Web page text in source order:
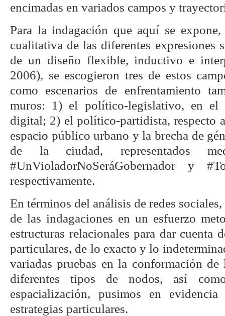
encimadas en variados campos y
Para la indagación que aquí se
cualitativa de las diferentes expresiones
de un diseño flexible, inductivo e
2006), se escogieron tres de estos
como escenarios de enfrentamiento
muros: 1) el político-legislativo, en
digital; 2) el político-partidista, respecto
espacio público urbano y la brecha de
de la ciudad, representados
#UnVioladorNoSeráGobernador y
respectivamente.
En términos del análisis de redes
de las indagaciones en un esfuerzo
estructuras relacionales para dar cuenta
particulares, de lo exacto y lo
variadas pruebas en la conformación de
diferentes tipos de nodos, así
espacialización, pusimos en
estrategias particulares.